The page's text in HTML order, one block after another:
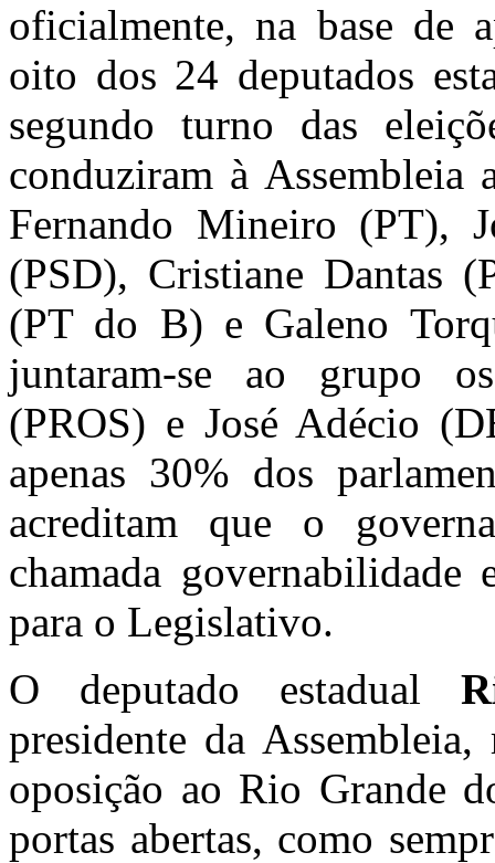
oficialmente, na base de
oito dos 24 deputados
segundo turno das
conduziram à Assembleia
Fernando Mineiro (PT),
(PSD), Cristiane Dantas
(PT do B) e Galeno
juntaram-se ao grupo
(PROS) e José Adécio
apenas 30% dos
acreditam que o
chamada governabilidade
para o Legislativo.
O deputado estadual
presidente da
oposição ao Rio Grande
portas abertas, como